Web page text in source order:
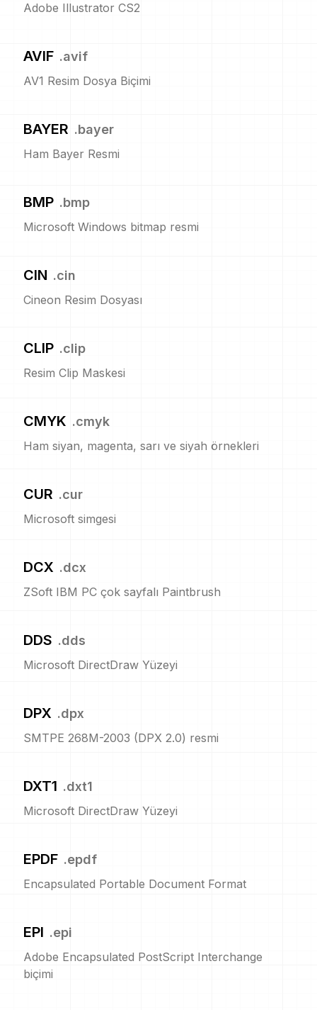
Adobe Illustrator CS2
AVIF .avif
AV1 Resim Dosya Biçimi
BAYER .bayer
Ham Bayer Resmi
BMP .bmp
Microsoft Windows bitmap resmi
CIN .cin
Cineon Resim Dosyası
CLIP .clip
Resim Clip Maskesi
CMYK .cmyk
Ham siyan, magenta, sarı ve siyah örnekleri
CUR .cur
Microsoft simgesi
DCX .dcx
ZSoft IBM PC çok sayfalı Paintbrush
DDS .dds
Microsoft DirectDraw Yüzeyi
DPX .dpx
SMTPE 268M-2003 (DPX 2.0) resmi
DXT1 .dxt1
Microsoft DirectDraw Yüzeyi
EPDF .epdf
Encapsulated Portable Document Format
EPI .epi
Adobe Encapsulated PostScript Interchange
biçimi